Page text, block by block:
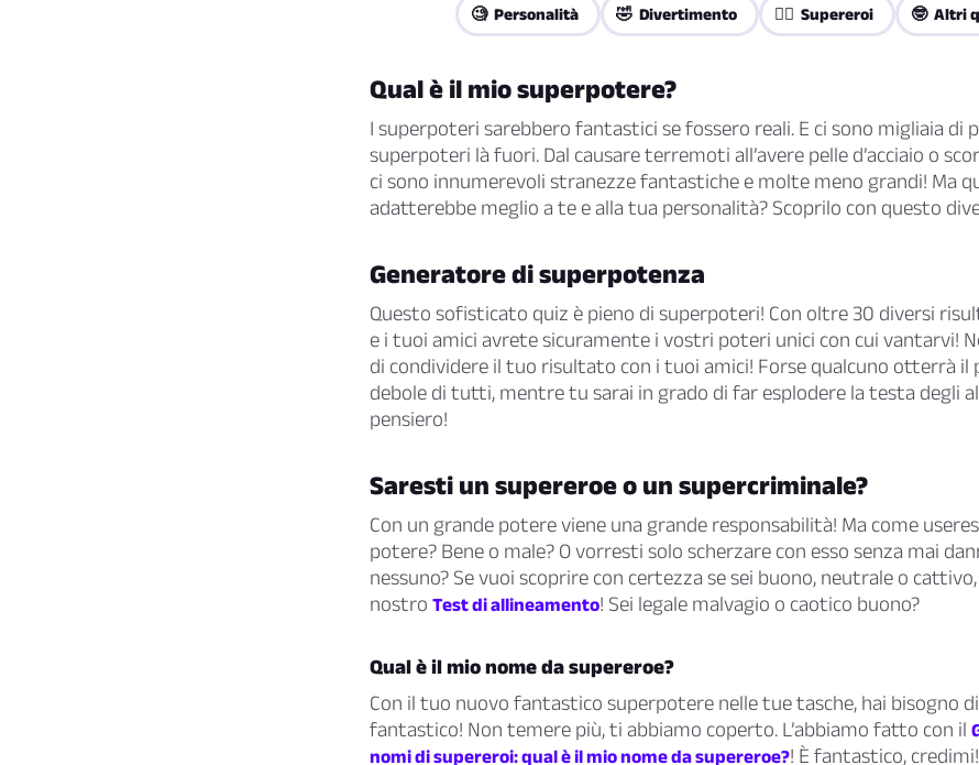
🧐 Personalità 🤣 Divertimento 🦸‍♀️ Supereroi 🤓 Altri
Qual è il mio superpotere?
I superpoteri sarebbero fantastici se fossero reali. E ci sono migliaia di
superpoteri là fuori. Dal causare terremoti all’avere pelle d’acciaio o
ci sono innumerevoli stranezze fantastiche e molte meno grandi! Ma
adatterebbe meglio a te e alla tua personalità? Scoprilo con questo
Generatore di superpotenza
Questo sofisticato quiz è pieno di superpoteri! Con oltre 30 diversi
e i tuoi amici avrete sicuramente i vostri poteri unici con cui vantarvi!
di condividere il tuo risultato con i tuoi amici! Forse qualcuno otterrà il
debole di tutti, mentre tu sarai in grado di far esplodere la testa degli
pensiero!
Saresti un supereroe o un supercriminale?
Con un grande potere viene una grande responsabilità! Ma come
potere? Bene o male? O vorresti solo scherzare con esso senza mai
nessuno? Se vuoi scoprire con certezza se sei buono, neutrale o
nostro Test di allineamento! Sei legale malvagio o caotico buono?
Qual è il mio nome da supereroe?
Con il tuo nuovo fantastico superpotere nelle tue tasche, hai bisogno
fantastico! Non temere più, ti abbiamo coperto. L’abbiamo fatto con il
nomi di supereroi: qual è il mio nome da supereroe?! È fantastico,